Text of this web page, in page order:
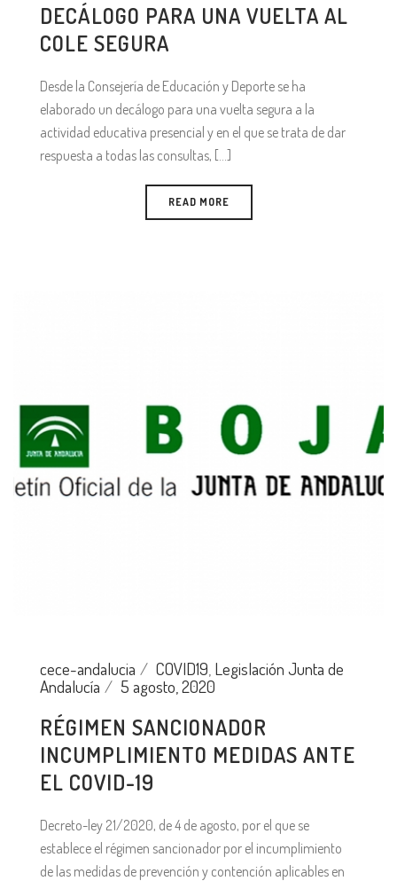
DECÁLOGO PARA UNA VUELTA AL
COLE SEGURA
Desde la Consejería de Educación y Deporte se ha
elaborado un decálogo para una vuelta segura a la
actividad educativa presencial y en el que se trata de dar
respuesta a todas las consultas, [...]
READ MORE
cece-andalucia COVID19 Legislación Junta de
Andalucía
5 agosto, 2020
RÉGIMEN SANCIONADOR
INCUMPLIMIENTO MEDIDAS ANTE
EL COVID-19
Decreto-ley 21/2020, de 4 de agosto, por el que se
establece el régimen sancionador por el incumplimiento
de las medidas de prevención y contención aplicables en